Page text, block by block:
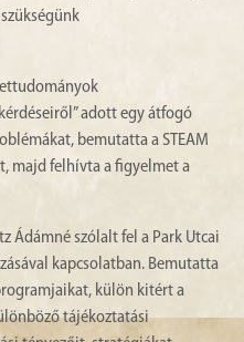
adott egy átfogó
bemutatta a STEAM
majd felhívta a figyelmet a
Ádámné szólalt fel a Park Utcai
kapcsolatban. Bemutatta
külön kitért a
tájékoztatási